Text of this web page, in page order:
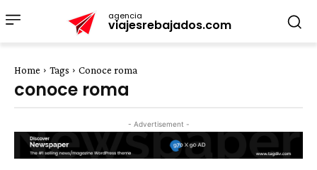
agencia
viajesrebajados.com
Home Tags Conoce roma
conoce roma
- Advertisement -